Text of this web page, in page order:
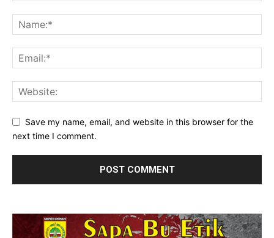
Save my name, email, and website in this browser for the
next time I comment.